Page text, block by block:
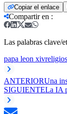
Copiar el enlace
Compartir en :
Las palabras clave/
papa leon xiv
ANTERIORUna
SIGUIENTELa IA